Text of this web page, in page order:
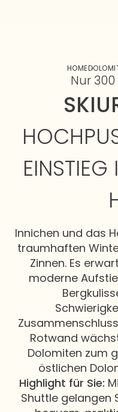
HOME
Nur
EINSTIEG
Innichen und das
traumhaften
Zinnen. Es
moderne
Rotwand
Dolomiten zum
östlichen
Highlight für Sie:
Shuttle gelangen